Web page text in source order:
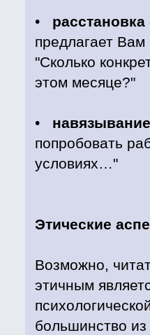
•
предлагает Вам
"Сколько
этом месяце?"
•
попробовать
условиях…"
Этические
Возможно,
этичным
большинство